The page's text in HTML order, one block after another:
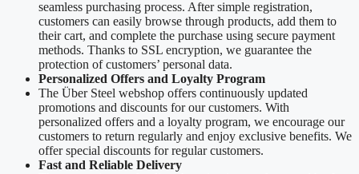
seamless purchasing process. After simple registration,
customers can easily browse through products, add them to
their cart, and complete the purchase using secure payment
methods. Thanks to SSL encryption, we guarantee the
protection of customers’ personal data.
Personalized Offers and Loyalty Program
The Über Steel webshop offers continuously updated
promotions and discounts for our customers. With
personalized offers and a loyalty program, we encourage our
customers to return regularly and enjoy exclusive benefits. We
offer special discounts for regular customers.
Fast and Reliable Delivery